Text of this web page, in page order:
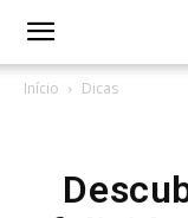
Início Dicas